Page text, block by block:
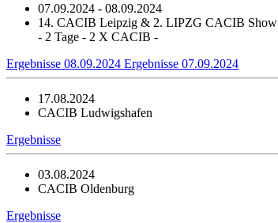
07.09.2024 - 08.09.2024
14. CACIB Leipzig & 2. LIPZG CACIB Show
- 2 Tage - 2 X CACIB -
Ergebnisse 08.09.2024 Ergebnisse 07.09.2024
17.08.2024
CACIB Ludwigshafen
Ergebnisse
03.08.2024
CACIB Oldenburg
Ergebnisse